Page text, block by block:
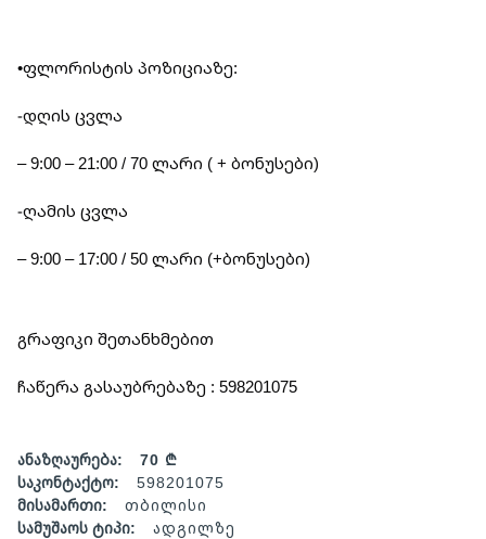
•ფლორისტის პოზიციაზე:
-დღის ცვლა
– 9:00 – 21:00 / 70 ლარი ( + ბონუსები)
-ღამის ცვლა
– ⁠9:00 – 17:00 / 50 ლარი (+ბონუსები)
გრაფიკი შეთანხმებით
ჩაწერა გასაუბრებაზე : 598201075
ანაზღაურება:
70 ₾
საკონტაქტო:
598201075
მისამართი:
თბილისი
სამუშაოს ტიპი:
ადგილზე